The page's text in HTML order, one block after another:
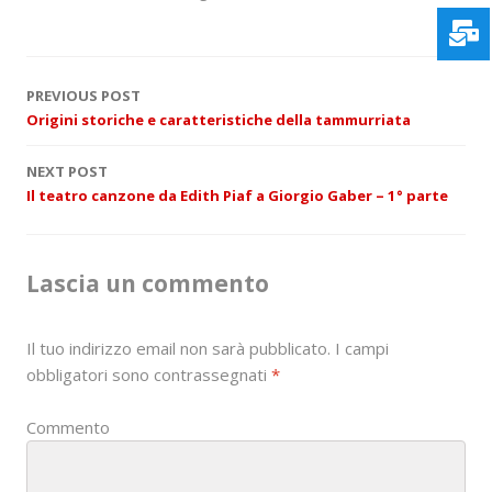
P
s
n
v
g
PREVIOUS POST
Origini storiche e caratteristiche della tammurriata
NEXT POST
Il teatro canzone da Edith Piaf a Giorgio Gaber – 1° parte
Lascia un commento
Il tuo indirizzo email non sarà pubblicato. I campi
obbligatori sono contrassegnati *
Commento